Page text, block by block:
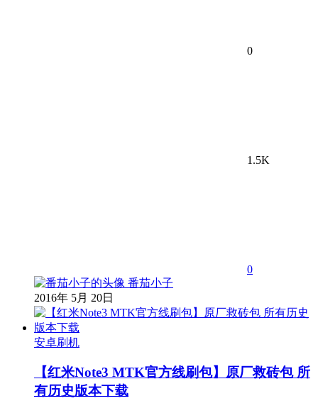
0
1.5K
0
番茄小子
2016年 5月 20日
安卓刷机
【红米Note3 MTK官方线刷包】原厂救砖包 所
有历史版本下载